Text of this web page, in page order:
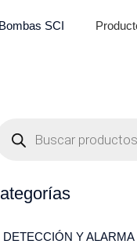
Bombas SCI
DETECCIÓN Y ALARMA